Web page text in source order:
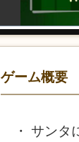
ゲーム概要
サンタ